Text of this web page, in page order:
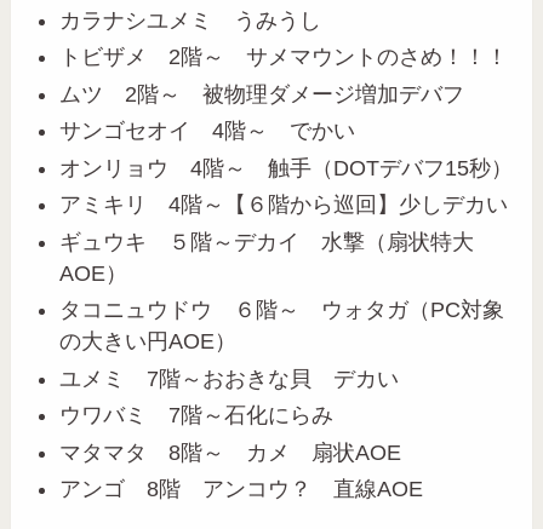
カラナシユメミ うみうし
トビザメ 2階～ サメマウントのさめ！！！
ムツ 2階～ 被物理ダメージ増加デバフ
サンゴセオイ 4階～ でかい
オンリョウ 4階～ 触手（DOTデバフ15秒）
アミキリ 4階～【６階から巡回】少しデカい
ギュウキ ５階～デカイ 水撃（扇状特大
AOE）
タコニュウドウ ６階～ ウォタガ（PC対象
の大きい円AOE）
ユメミ 7階～おおきな貝 デカい
ウワバミ 7階～石化にらみ
マタマタ 8階～ カメ 扇状AOE
アンゴ 8階 アンコウ？ 直線AOE